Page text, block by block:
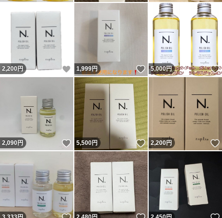
2,200円 いいね！
1,999円 いいね！
5,000円
2,090円 いいね！
5,500円 いいね！
2,200円